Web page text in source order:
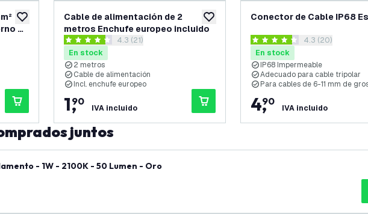
añadir a lista de deseos
o
añadir a lista de deseos
Cable de alimentación de 2
metros Enchufe europeo incluido
abrir el panel de reseñas
4.3 estrellas de puntuación
4.3 (21)
En stock
2 metros
Cable de alimentación
Incl. enchufe europeo
1,
90
IVA incluido
Conector de Cable IP68
abrir el panel de
4.3 estrellas de puntuación
4.3 (20)
En stock
IP68 Impermeable
Adecuado para cable tripolar
Para cables de 6-11 mm de
4,
90
IVA incluido
juntos
- 1W - 2100K - 50 Lumen - Oro